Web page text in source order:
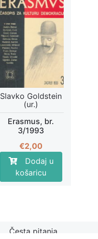
Slavko Goldstein
(ur.)
Erasmus, br.
3/1993
€2,00
Dodaj u
košaricu
Česta pitanja